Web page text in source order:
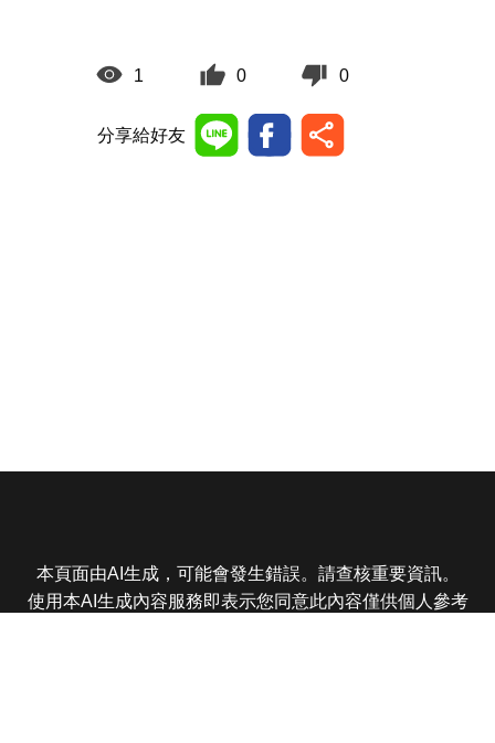
1 0 0
分享給好友
本頁面由AI生成，可能會發生錯誤。請查核重要資訊。
使用本AI生成內容服務即表示您同意此內容僅供個人參考